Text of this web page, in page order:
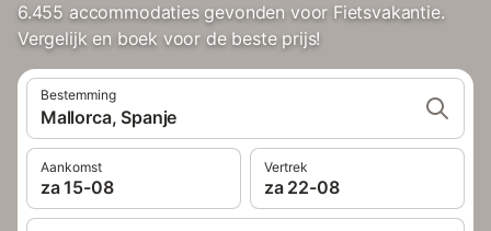
6.455 accommodaties gevonden voor Fietsvakantie.
Vergelijk en boek voor de beste prijs!
Bestemming
Mallorca, Spanje
Aankomst
za 15-08
Vertrek
za 22-08